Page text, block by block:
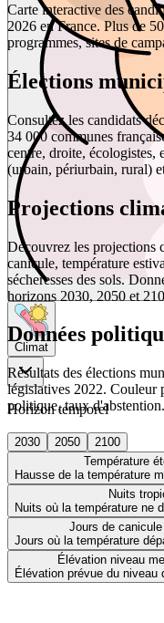
Climat
Horizon temporel
2030 2050
2100
Température
Hausse de la température
Nuits
Nuits où la température ne
Jours de canicule
Jours où la température
Élévation niveau
Élévation prévue du niveau
Carte interactive des
2026 en France. Plus de
programmes, sites de
Élections
Consultez les candidats
34 000 communes
centre, droite,
(urbain, périurbain, rural)
Projections
Découvrez les projections
canicule, température
sécheresses des sols.
horizons 2030, 2050 et
Données
Résultats des élections
législatives 2022. Couleur
politique, taux d'abstention.